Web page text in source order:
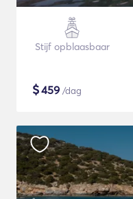
Stijf opblaasbaar
$459 /dag